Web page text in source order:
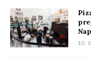
10.